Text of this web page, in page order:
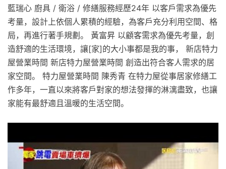
藍瑞心 廚具 / 衛浴 / 修繕服務經歷24年 以客戶需求為優先
考量，設計上依個人累積的經驗，為客戶充分利用空間、格
局，再進行著手規劃。 黃富昇 以顧客需求為優先考量，創
造舒適的生活環境，讓[家]的大小事都是我的事， 新店特力
屋營業時間 新店特力屋營業時間 創造出符合客人需求的居
家空間。 特力屋營業時間 陳秀青 在特力屋從事居家修繕工
作多年，一直以來將客戶對家的想法發揮的淋漓盡致，也讓
家能有最舒適且溫暖的生活空間。